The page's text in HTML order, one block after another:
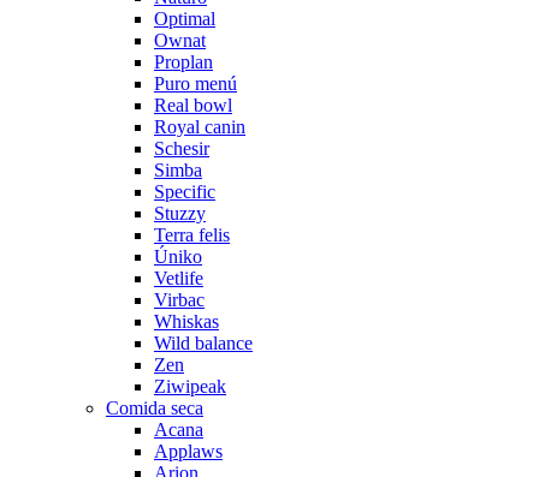
Optimal
Ownat
Proplan
Puro menú
Real bowl
Royal canin
Schesir
Simba
Specific
Stuzzy
Terra felis
Úniko
Vetlife
Virbac
Whiskas
Wild balance
Zen
Ziwipeak
Comida seca
Acana
Applaws
Arion